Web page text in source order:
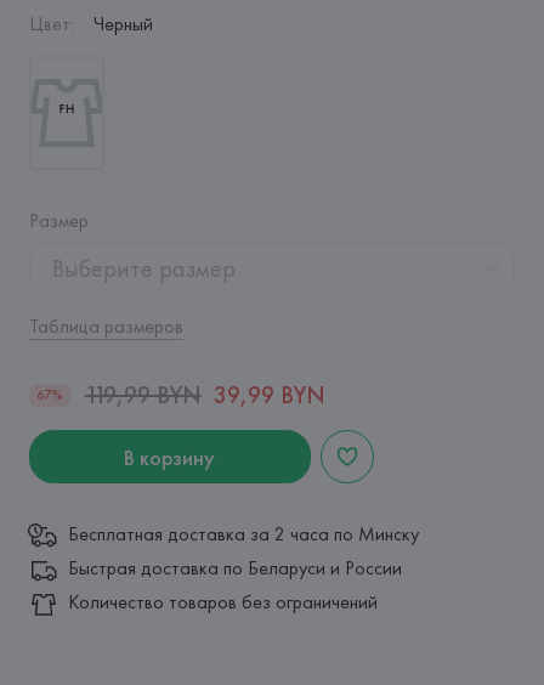
Цвет: Черный
Размер:
Выберите размер
Таблица размеров
67% 119,99 BYN 39,99 BYN
В корзину
Бесплатная доставка за 2 часа по Минску
Быстрая доставка по Беларуси и России
Количество товаров без ограничений